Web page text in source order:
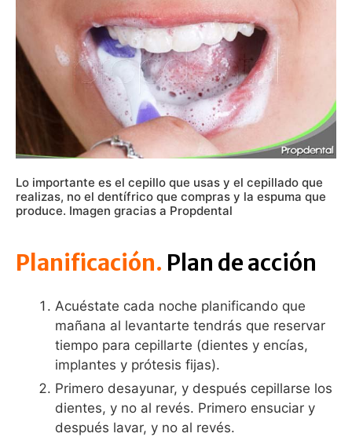
Lo importante es el cepillo que usas y el cepillado que
realizas, no el dentífrico que compras y la espuma que
produce. Imagen gracias a Propdental
Planificación. Plan de acción
Acuéstate cada noche planificando que
mañana al levantarte tendrás que reservar
tiempo para cepillarte (dientes y encías,
implantes y prótesis fijas).
Primero desayunar, y después cepillarse los
dientes, y no al revés. Primero ensuciar y
después lavar, y no al revés.